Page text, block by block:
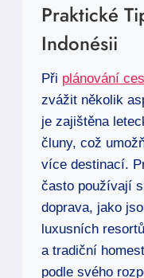
Praktické
Indonésii
Při plánování
zvážit několik
je zajištěna
čluny, což
více destinací.
často používají
doprava, jako
luxusních
a tradiční
podle svého